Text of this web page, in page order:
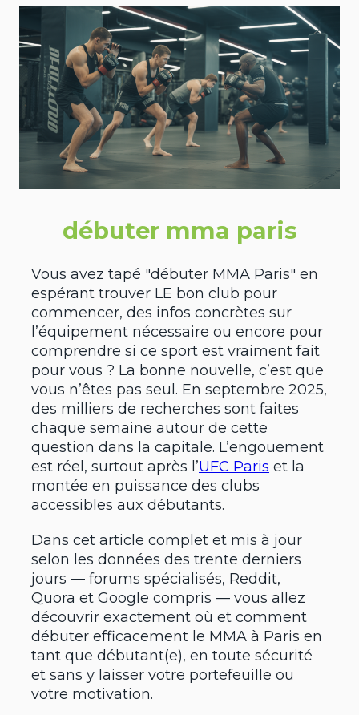
débuter mma paris
Vous avez tapé "débuter MMA Paris" en
espérant trouver LE bon club pour
commencer, des infos concrètes sur
l’équipement nécessaire ou encore pour
comprendre si ce sport est vraiment fait
pour vous ? La bonne nouvelle, c’est que
vous n’êtes pas seul. En septembre 2025,
des milliers de recherches sont faites
chaque semaine autour de cette
question dans la capitale. L’engouement
est réel, surtout après l’UFC Paris et la
montée en puissance des clubs
accessibles aux débutants.
Dans cet article complet et mis à jour
selon les données des trente derniers
jours — forums spécialisés, Reddit,
Quora et Google compris — vous allez
découvrir exactement où et comment
débuter efficacement le MMA à Paris en
tant que débutant(e), en toute sécurité
et sans y laisser votre portefeuille ou
votre motivation.